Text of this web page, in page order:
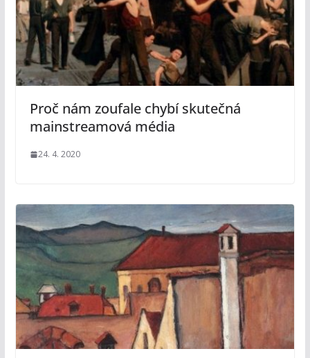
Proč nám zoufale chybí skutečná
mainstreamová média
24. 4. 2020